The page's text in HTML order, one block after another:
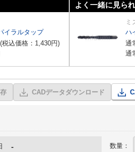
イラルタップ
(税込価格： 1,430円)
よく一緒に見ら
ミ
ハ
通
通
CADデータダウンロード
- 数量：